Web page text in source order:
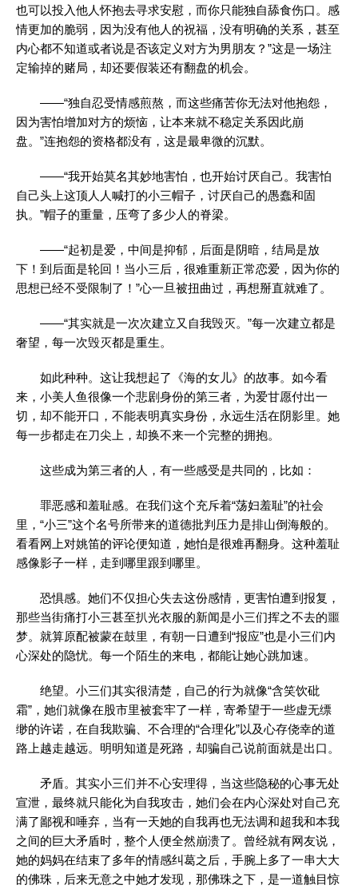
也可以投入他人怀抱去寻求安慰，而你只能独自舔食伤口。感
情更加的脆弱，因为没有他人的祝福，没有明确的关系，甚至
内心都不知道或者说是否该定义对方为男朋友？”这是一场注
定输掉的赌局，却还要假装还有翻盘的机会。
——“独自忍受情感煎熬，而这些痛苦你无法对他抱怨，
因为害怕增加对方的烦恼，让本来就不稳定关系因此崩
盘。”连抱怨的资格都没有，这是最卑微的沉默。
——“我开始莫名其妙地害怕，也开始讨厌自己。我害怕
自己头上这顶人人喊打的小三帽子，讨厌自己的愚蠢和固
执。”帽子的重量，压弯了多少人的脊梁。
——“起初是爱，中间是抑郁，后面是阴暗，结局是放
下！到后面是轮回！当小三后，很难重新正常恋爱，因为你的
思想已经不受限制了！”心一旦被扭曲过，再想掰直就难了。
——“其实就是一次次建立又自我毁灭。”每一次建立都是
奢望，每一次毁灭都是重生。
如此种种。这让我想起了《海的女儿》的故事。如今看
来，小美人鱼很像一个悲剧身份的第三者，为爱甘愿付出一
切，却不能开口，不能表明真实身份，永远生活在阴影里。她
每一步都走在刀尖上，却换不来一个完整的拥抱。
这些成为第三者的人，有一些感受是共同的，比如：
罪恶感和羞耻感。在我们这个充斥着“荡妇羞耻”的社会
里，“小三”这个名号所带来的道德批判压力是排山倒海般的。
看看网上对姚笛的评论便知道，她怕是很难再翻身。这种羞耻
感像影子一样，走到哪里跟到哪里。
恐惧感。她们不仅担心失去这份感情，更害怕遭到报复，
那些当街痛打小三甚至扒光衣服的新闻是小三们挥之不去的噩
梦。就算原配被蒙在鼓里，有朝一日遭到“报应”也是小三们内
心深处的隐忧。每一个陌生的来电，都能让她心跳加速。
绝望。小三们其实很清楚，自己的行为就像“含笑饮砒
霜”，她们就像在股市里被套牢了一样，寄希望于一些虚无缥
缈的许诺，在自我欺骗、不合理的“合理化”以及心存侥幸的道
路上越走越远。明明知道是死路，却骗自己说前面就是出口。
矛盾。其实小三们并不心安理得，当这些隐秘的心事无处
宣泄，最终就只能化为自我攻击，她们会在内心深处对自己充
满了鄙视和唾弃，当有一天她的自我再也无法调和超我和本我
之间的巨大矛盾时，整个人便全然崩溃了。曾经就有网友说，
她的妈妈在结束了多年的情感纠葛之后，手腕上多了一串大大
的佛珠，后来无意之中她才发现，那佛珠之下，是一道触目惊